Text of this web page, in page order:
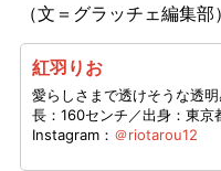
（文＝グラッチェ編集部）
紅羽りお
愛らしさまで透けそうな透
長：160センチ／出身：東京
Instagram： ＠riotarou12